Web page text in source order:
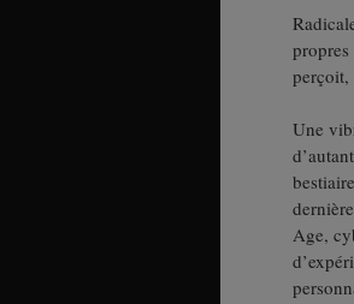
perçoit,
Une
Age,